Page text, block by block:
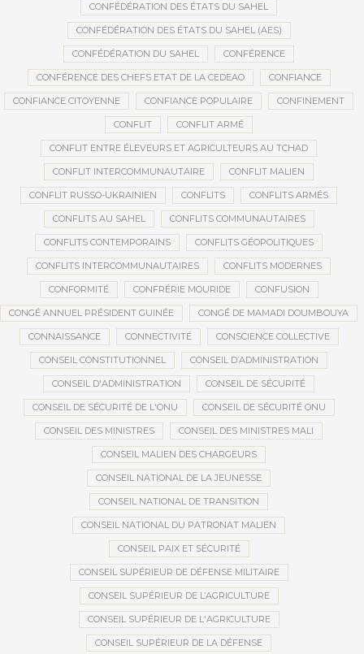
CONFÉDÉRATION DES ÉTATS DU SAHEL
CONFÉDÉRATION DES ÉTATS DU SAHEL (AES)
CONFÉDÉRATION DU SAHEL CONFÉRENCE
CONFÉRENCE DES CHEFS ETAT DE LA CEDEAO CONFIANCE
CONFIANCE CITOYENNE CONFIANCE POPULAIRE CONFINEMENT
CONFLIT CONFLIT ARMÉ
CONFLIT ENTRE ÉLEVEURS ET AGRICULTEURS AU TCHAD
CONFLIT INTERCOMMUNAUTAIRE CONFLIT MALIEN
CONFLIT RUSSO-UKRAINIEN CONFLITS CONFLITS ARMÉS
CONFLITS AU SAHEL CONFLITS COMMUNAUTAIRES
CONFLITS CONTEMPORAINS CONFLITS GÉOPOLITIQUES
CONFLITS INTERCOMMUNAUTAIRES CONFLITS MODERNES
CONFORMITÉ CONFRÉRIE MOURIDE CONFUSION
CONGÉ ANNUEL PRÉSIDENT GUINÉE CONGÉ DE MAMADI DOUMBOUYA
CONNAISSANCE CONNECTIVITÉ CONSCIENCE COLLECTIVE
CONSEIL CONSTITUTIONNEL CONSEIL D’ADMINISTRATION
CONSEIL D'ADMINISTRATION CONSEIL DE SÉCURITÉ
CONSEIL DE SÉCURITÉ DE L'ONU CONSEIL DE SÉCURITÉ ONU
CONSEIL DES MINISTRES CONSEIL DES MINISTRES MALI
CONSEIL MALIEN DES CHARGEURS
CONSEIL NATIONAL DE LA JEUNESSE
CONSEIL NATIONAL DE TRANSITION
CONSEIL NATIONAL DU PATRONAT MALIEN
CONSEIL PAIX ET SÉCURITÉ
CONSEIL SUPÉRIEUR DE DÉFENSE MILITAIRE
CONSEIL SUPÉRIEUR DE L’AGRICULTURE
CONSEIL SUPÉRIEUR DE L'AGRICULTURE
CONSEIL SUPÉRIEUR DE LA DÉFENSE